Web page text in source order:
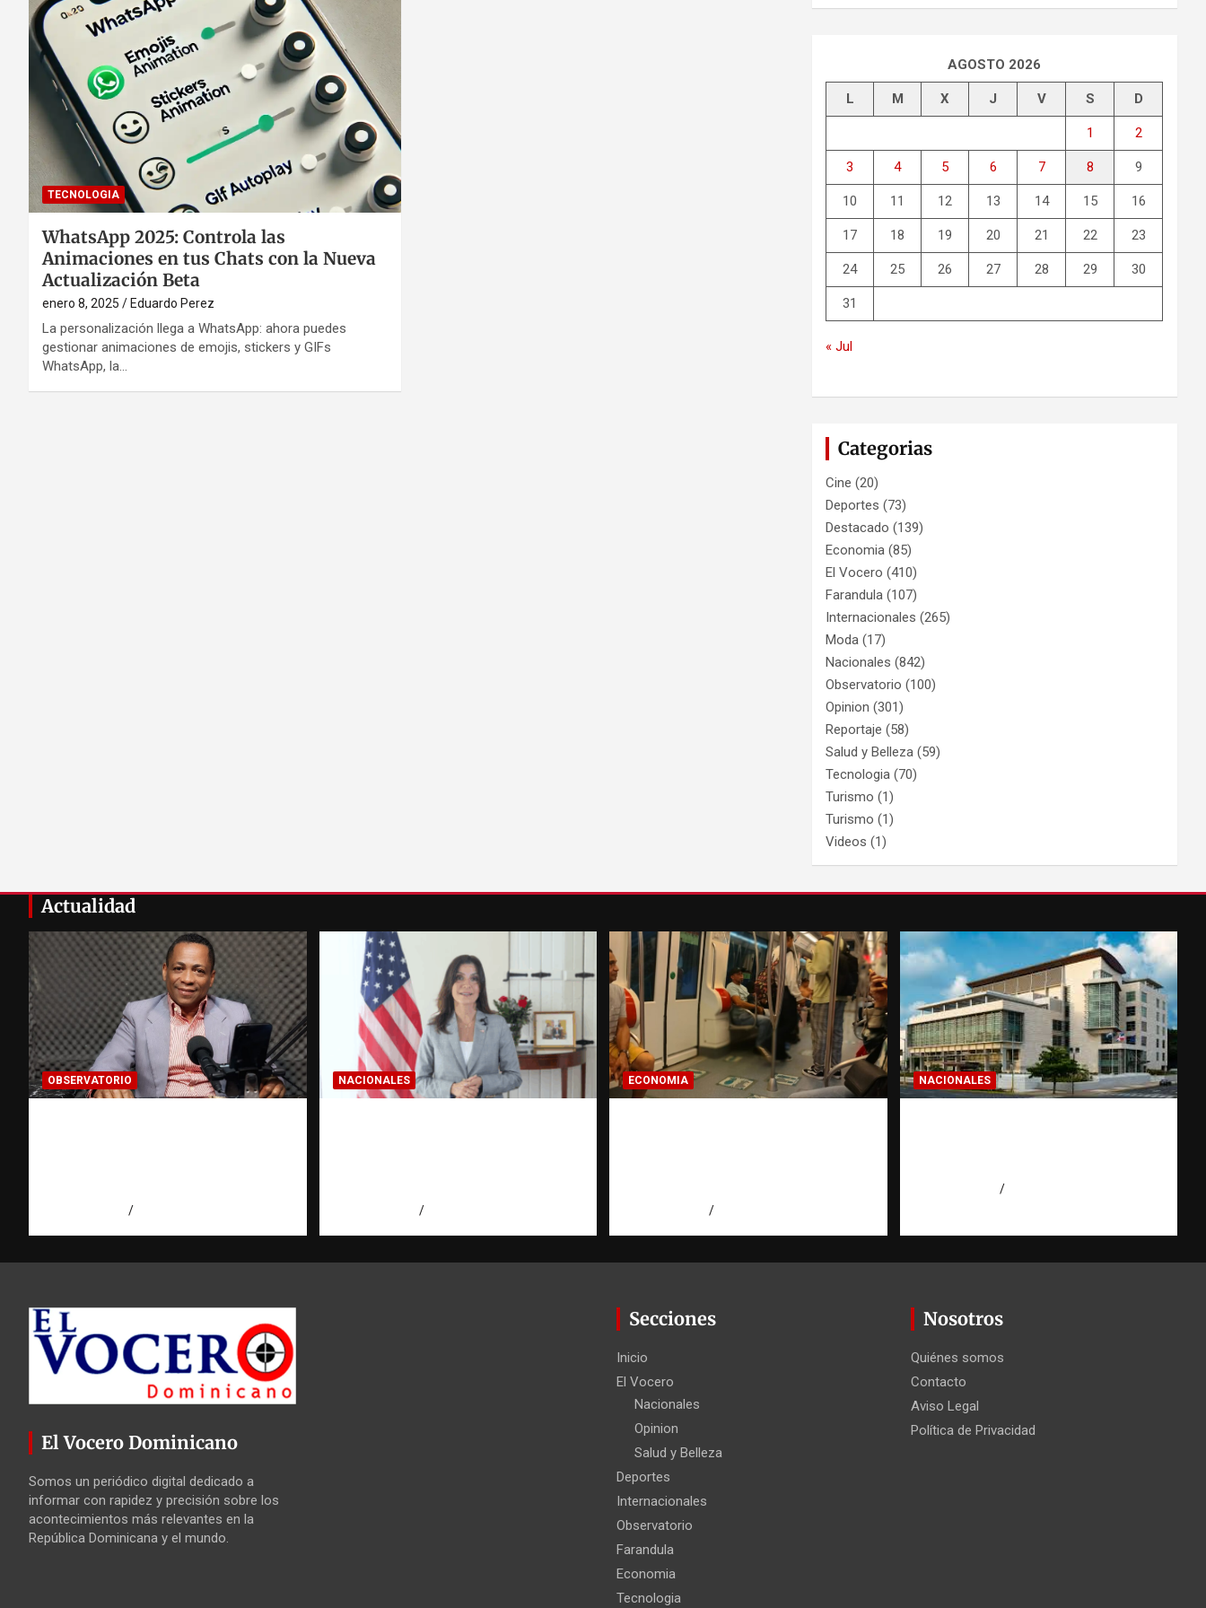
TECNOLOGIA
WhatsApp 2025: Controla las
Animaciones en tus Chats con la Nueva
Actualización Beta
enero 8, 2025 Eduardo Perez
La personalización llega a WhatsApp: ahora puedes
gestionar animaciones de emojis, stickers y GIFs
WhatsApp, la…
AGOSTO 2026
L M X J V S D
1 2
3 4 5 6 7 8 9
10 11 12 13 14 15 16
17 18 19 20 21 22 23
24 25 26 27 28 29 30
31
« Jul
Categorias
Cine (20)
Deportes (73)
Destacado (139)
Economia (85)
El Vocero (410)
Farandula (107)
Internacionales (265)
Moda (17)
Nacionales (842)
Observatorio (100)
Opinion (301)
Reportaje (58)
Salud y Belleza (59)
Tecnologia (70)
Turismo (1)
Turismo (1)
Videos (1)
Actualidad
OBSERVATORIO NACIONALES ECONOMIA NACIONALES
El Vocero Dominicano
Somos un periódico digital dedicado a
informar con rapidez y precisión sobre los
acontecimientos más relevantes en la
República Dominicana y el mundo.
Secciones
Inicio
El Vocero
Nacionales
Opinion
Salud y Belleza
Deportes
Internacionales
Observatorio
Farandula
Economia
Tecnologia
Nosotros
Quiénes somos
Contacto
Aviso Legal
Política de Privacidad